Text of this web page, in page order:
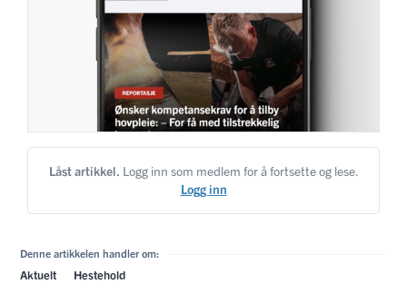
Låst artikkel. Logg inn som medlem for å fortsette og lese.
Logg inn
Denne artikkelen handler om:
Aktuelt Hestehold